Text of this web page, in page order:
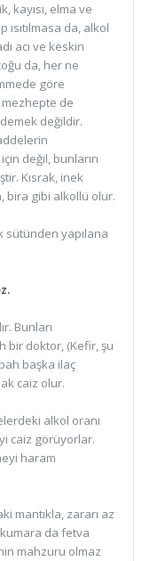
kayısı, elma ve
da, alkol
acı ve keskin
da, her ne
göre
de
demek değildir.
değil, bunların
Kısrak, inek
bira gibi alkollü olur.
sütünden yapılana
Bunları
bir doktor, (Kefir, şu
başka ilaç
caiz olur.
alkol oranı
caiz görüyorlar.
haram
mantıkla, zararı az
da fetva
mahzuru olmaz